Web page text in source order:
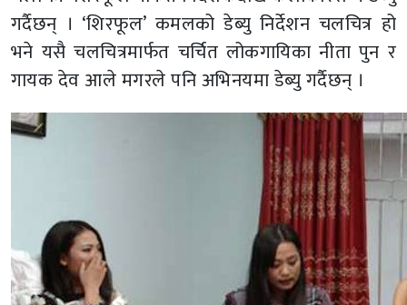
गर्दैछन् । ‘शिरफूल’ कमलको डेब्यु निर्देशन चलचित्र हो
भने यसै चलचित्रमार्फत चर्चित लोकगायिका नीता पुन र
गायक देव आले मगरले पनि अभिनयमा डेब्यु गर्दैछन् ।